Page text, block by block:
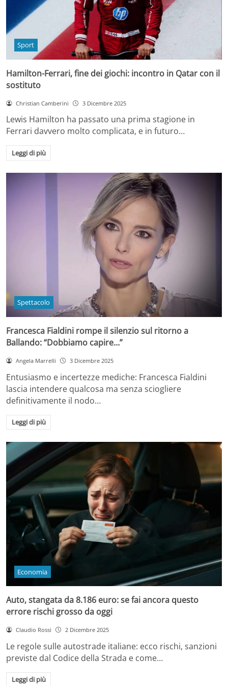
Sport
Hamilton-Ferrari, fine dei giochi: incontro in Qatar con il
sostituto
Christian Camberini 3 Dicembre 2025
Lewis Hamilton ha passato una prima stagione in
Ferrari davvero molto complicata, e in futuro…
Leggi di più
Spettacolo
Francesca Fialdini rompe il silenzio sul ritorno a
Ballando: “Dobbiamo capire…”
Angela Marrelli 3 Dicembre 2025
Entusiasmo e incertezze mediche: Francesca Fialdini
lascia intendere qualcosa ma senza sciogliere
definitivamente il nodo…
Leggi di più
Economia
Auto, stangata da 8.186 euro: se fai ancora questo
errore rischi grosso da oggi
Claudio Rossi 2 Dicembre 2025
Le regole sulle autostrade italiane: ecco rischi, sanzioni
previste dal Codice della Strada e come…
Leggi di più